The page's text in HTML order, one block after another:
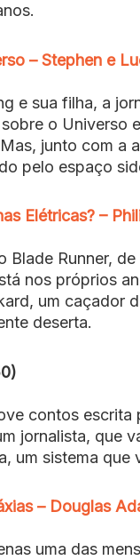
– Stephen e
e sua filha, a
o Universo
junto com a
pelo espaço
Elétricas? –
Runner,
nos próprios
um caçador
deserta.
contos
jornalista, que
um sistema
– Douglas
uma das